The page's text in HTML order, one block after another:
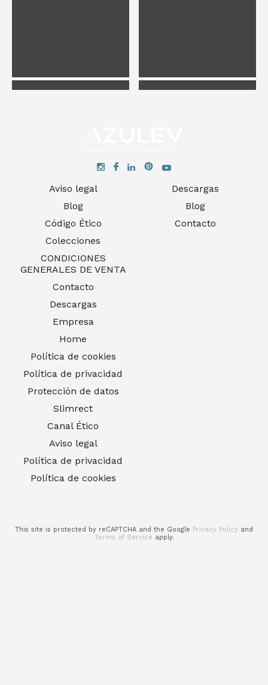
Aviso legal
Blog
Código Ético
Colecciones
CONDICIONES
GENERALES DE VENTA
Contacto
Descargas
Empresa
Home
Política de cookies
Política de privacidad
Protección de datos
Slimrect
Descargas
Blog
Contacto
Canal Ético
Aviso legal
Política de privacidad
Política de cookies
This site is protected by reCAPTCHA and the Google Privacy Policy and
Terms of Service apply.